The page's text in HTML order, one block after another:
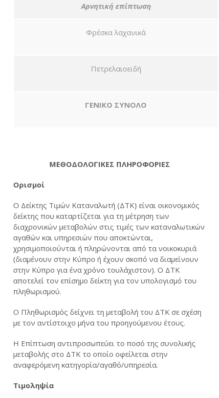
Αρνητική επίπτωση
Φρέσκα λαχανικά
Πετρελαιοειδή
ΓΕΝΙΚΟ ΣΥΝΟΛΟ
ΜΕΘΟΔΟΛΟΓΙΚΕΣ ΠΛΗΡΟΦΟΡΙΕΣ
Ορισμοί
Ο Δείκτης Τιμών Καταναλωτή (ΔΤΚ) είναι οικονομικός
δείκτης που καταρτίζεται για τη μέτρηση των
διαχρονικών μεταβολών στις τιμές των καταναλωτικών
αγαθών και υπηρεσιών που αποκτώνται,
χρησιμοποιούνται ή πληρώνονται από τα νοικοκυριά
(διαμένουν στην Κύπρο ή έχουν σκοπό να διαμείνουν
στην Κύπρο για ένα χρόνο τουλάχιστον). Ο ΔΤΚ
αποτελεί τον επίσημο δείκτη για τον υπολογισμό του
πληθωρισμού.
Ο Πληθωρισμός δείχνει τη μεταβολή του ΔΤΚ σε σχέση
με τον αντίστοιχο μήνα του προηγούμενου έτους.
Η Επίπτωση αντιπροσωπεύει το ποσό της συνολικής
μεταβολής στο ΔΤΚ το οποίο οφείλεται στην
αναφερόμενη κατηγορία/αγαθό/υπηρεσία.
Τιμοληψία